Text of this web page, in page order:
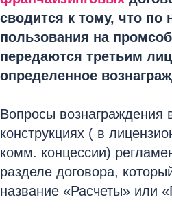
сводится к тому, что по
пользования на
передаются третьим
определенное
Вопросы вознаграждения
конструкциях ( в
комм. концессии)
разделе договора,
название «Расчеты» или